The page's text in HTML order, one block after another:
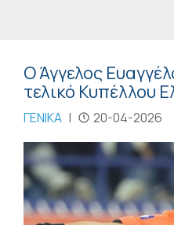
Ο Άγγελος
τελικό Κυπέλλου
ΓΕΝΙΚΑ | 20-04-2026